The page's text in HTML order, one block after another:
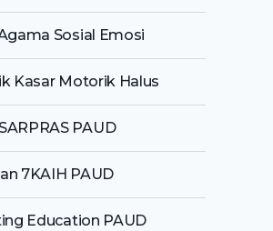
Sosial Emosi
Kasar Motorik Halus
PAUD
7KAIH PAUD
Education PAUD